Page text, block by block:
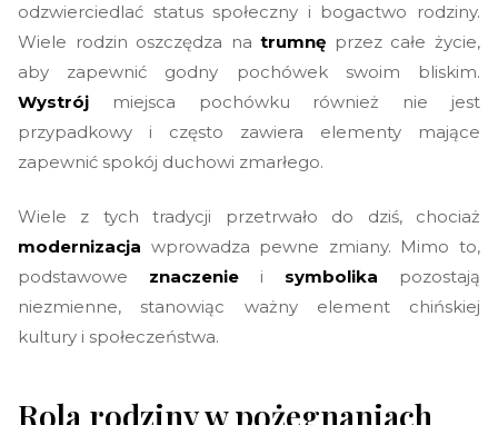
odzwierciedlać status społeczny i bogactwo rodziny.
Wiele rodzin oszczędza natrumnę przez całe życie,
aby zapewnić godny pochówek swoim bliskim.
Wystrój miejsca pochówku również nie jest
przypadkowy i często zawiera elementy mające
zapewnić spokój duchowi zmarłego.
Wiele z tych tradycji przetrwało do dziś, chociaż
modernizacja wprowadza pewne zmiany. Mimo to,
podstawowe znaczenie i symbolika pozostają
niezmienne, stanowiąc ważny element chińskiej
kultury i społeczeństwa.
Rola rodziny w pożegnaniach